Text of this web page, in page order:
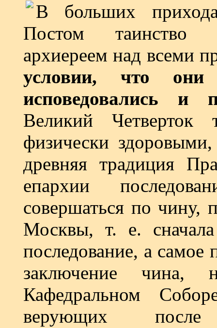
В больших
Постом таинство
архиереем над всеми
условии, что
исповедовались и
Великий Четверток
физически
древняя традиция
епархии
совершаться по чину,
Москвы, т. е.
последование, а самое
заключение
Кафедральном
верующих